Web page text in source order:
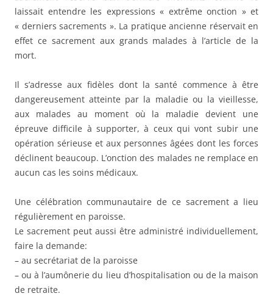
laissait entendre les expressions « extrême onction » et
« derniers sacrements ». La pratique ancienne réservait en
effet ce sacrement aux grands malades à l’article de la
mort.
Il s’adresse aux fidèles dont la santé commence à être
dangereusement atteinte par la maladie ou la vieillesse,
aux malades au moment où la maladie devient une
épreuve difficile à supporter, à ceux qui vont subir une
opération sérieuse et aux personnes âgées dont les forces
déclinent beaucoup. L’onction des malades ne remplace en
aucun cas les soins médicaux.
Une célébration communautaire de ce sacrement a lieu
régulièrement en paroisse.
Le sacrement peut aussi être administré individuellement,
faire la demande:
– au secrétariat de la paroisse
– ou à l’aumônerie du lieu d’hospitalisation ou de la maison
de retraite.